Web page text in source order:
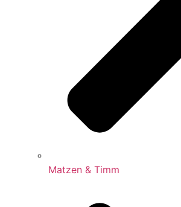
Matzen & Timm